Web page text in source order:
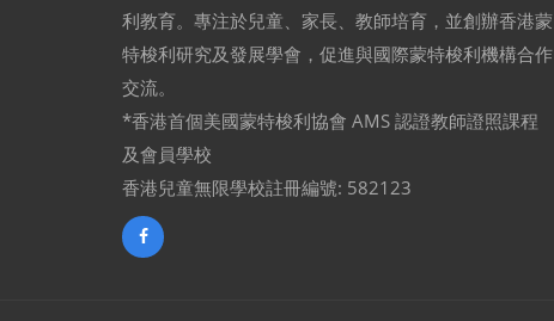
利教育。專注於兒童、家長、教師培育，並創辦香港蒙
特梭利研究及發展學會，促進與國際蒙特梭利機構合作
交流。
*香港首個美國蒙特梭利協會 AMS 認證教師證照課程
及會員學校
香港兒童無限學校註冊編號: 582123